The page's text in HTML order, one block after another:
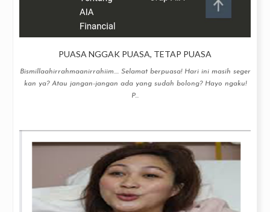
PUASA NGGAK PUASA, TETAP PUASA
Bismillaahirrahmaanirrahiim.... Selamat berpuasa! Hari ini masih seger
kan ya? Atau jangan-jangan ada yang sudah bolong? Hayo ngaku!
P...